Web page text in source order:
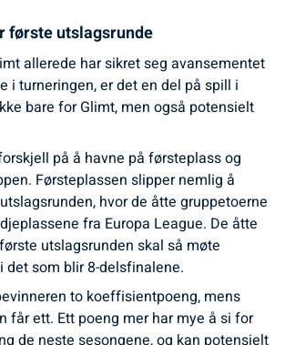
første utslagsrunde
allerede har sikret seg avansementet
i turneringen, er det en del på spill i
bare for Glimt, men også potensielt
på å havne på førsteplass og
Førsteplassen slipper nemlig å
hvor de åtte gruppetoerne
fra Europa League. De åtte
utslagsrunden skal så møte
det som blir 8-delsfinalene.
to koeffisientpoeng, mens
får ett. Ett poeng mer har mye å si for
de neste sesongene, og kan potensielt